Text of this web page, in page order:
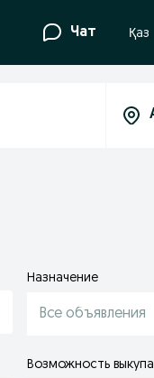
Чат Қаз
Назначение
Все объявления
Возможность выкупа